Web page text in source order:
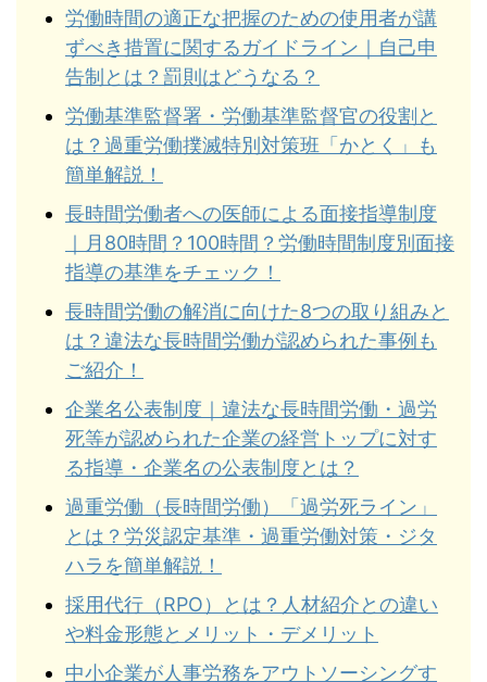
労働時間の適正な把握のための使用者が講
ずべき措置に関するガイドライン｜自己申
告制とは？罰則はどうなる？
労働基準監督署・労働基準監督官の役割と
は？過重労働撲滅特別対策班「かとく」も
簡単解説！
長時間労働者への医師による面接指導制度
｜月80時間？100時間？労働時間制度別面接
指導の基準をチェック！
長時間労働の解消に向けた8つの取り組みと
は？違法な長時間労働が認められた事例も
ご紹介！
企業名公表制度｜違法な長時間労働・過労
死等が認められた企業の経営トップに対す
る指導・企業名の公表制度とは？
過重労働（長時間労働）「過労死ライン」
とは？労災認定基準・過重労働対策・ジタ
ハラを簡単解説！
採用代行（RPO）とは？人材紹介との違い
や料金形態とメリット・デメリット
中小企業が人事労務をアウトソーシングす